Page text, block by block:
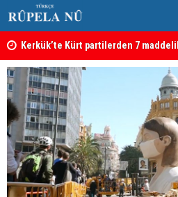
Kerkük’te Kürt partilerden 7